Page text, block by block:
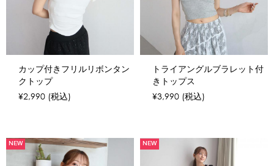
カップ付きフリルリボンタン
クトップ
¥2,990 (税込)
トライアングルブラレット付
きトップス
¥3,990 (税込)
NEW NEW